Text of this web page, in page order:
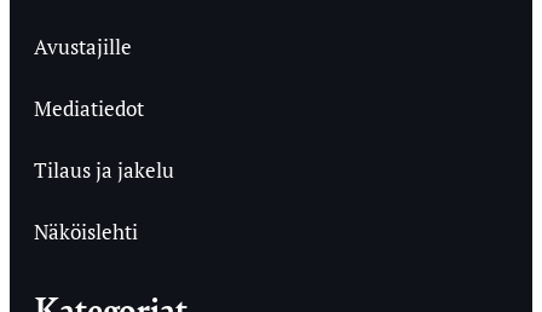
Avustajille
Mediatiedot
Tilaus ja jakelu
Näköislehti